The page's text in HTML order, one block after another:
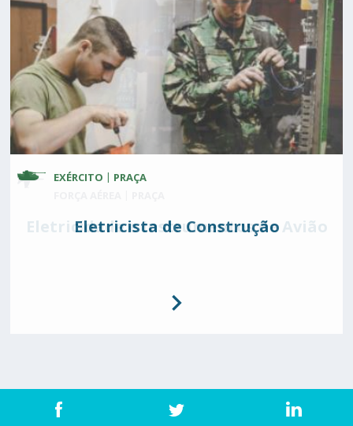
MARINHA PRAÇA
Eletromecânico
EXÉRCITO PRAÇA
Eletricista de Construção
Eletricidade e Instrumentos de Avião